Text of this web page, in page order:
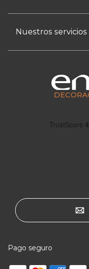
Nuestros servicios
Pago seguro